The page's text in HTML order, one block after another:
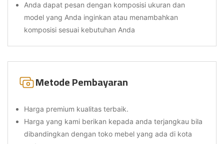
Anda dapat pesan dengan komposisi ukuran dan
model yang Anda inginkan atau menambahkan
komposisi sesuai kebutuhan Anda
Metode Pembayaran
Harga premium kualitas terbaik.
Harga yang kami berikan kepada anda terjangkau bila
dibandingkan dengan toko mebel yang ada di kota